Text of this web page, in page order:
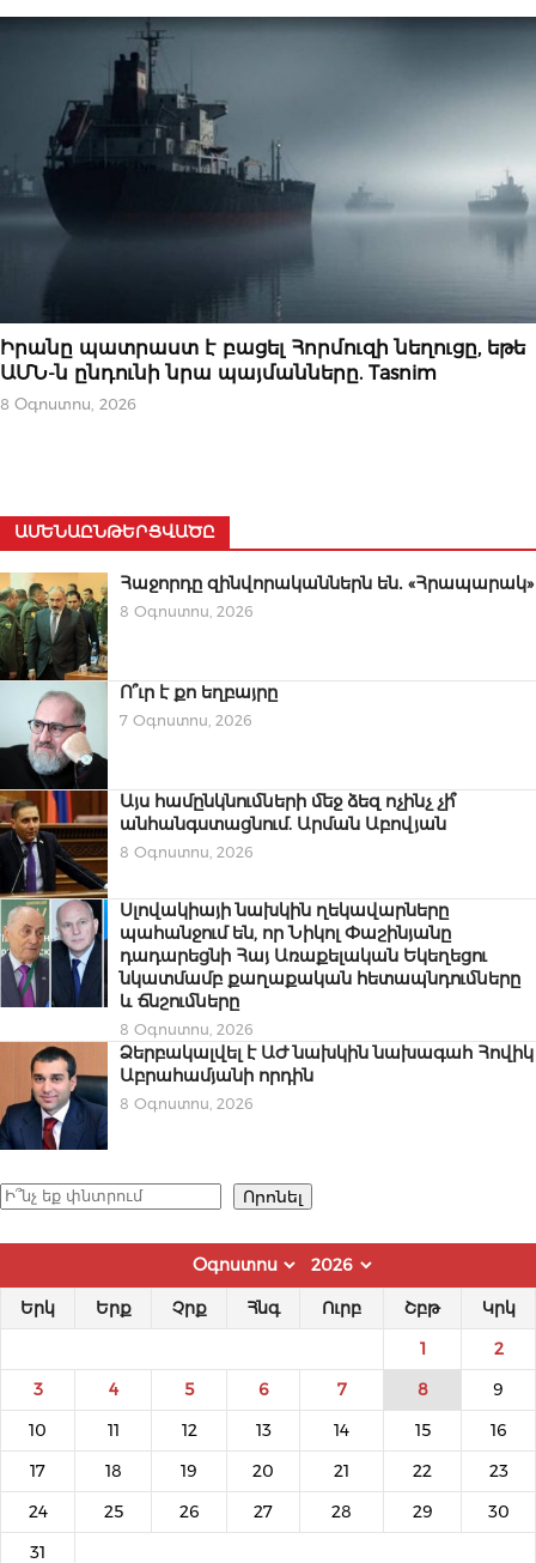
ՆՈՐՈՒԹՅՈՒՆՆԵՐ
Իրանը պատրաստ է բացել Հորմուզի նեղուցը, եթե
ԱՄՆ-ն ընդունի նրա պայմանները. Tasnim
8 Օգոստոս, 2026
ԱՄԵՆԱԸՆԹԵՐՑՎԱԾԸ
Հաջորդը զինվորականներն են․ «Հրապարակ»
8 Օգոստոս, 2026
Ո՞ւր է քո եղբայրը
7 Օգոստոս, 2026
Այս համընկնումների մեջ ձեզ ոչինչ չի՞
անհանգստացնում. Արման Աբովյան
8 Օգոստոս, 2026
Սլովակիայի նախկին ղեկավարները
պահանջում են, որ Նիկոլ Փաշինյանը
դադարեցնի Հայ Առաքելական Եկեղեցու
նկատմամբ քաղաքական հետապնդումները
և ճնշումները
8 Օգոստոս, 2026
Ձերբակալվել է ԱԺ նախկին նախագահ Հովիկ
Աբրահամյանի որդին
8 Օգոստոս, 2026
Որոնել Որոնել
Երկ Երք Չրք Հնգ Ուրբ Շբթ Կրկ
1 2
3 4 5 6 7 8 9
10 11 12 13 14 15 16
17 18 19 20 21 22 23
24 25 26 27 28 29 30
31